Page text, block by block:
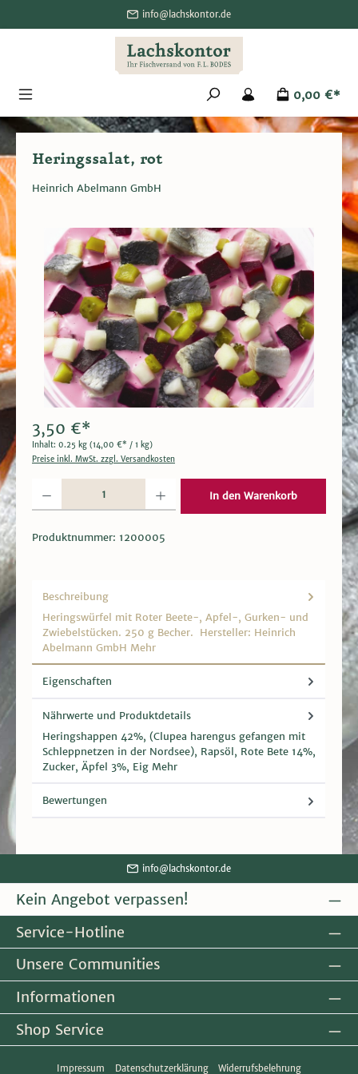
info@lachskontor.de
0,00 €*
Heringssalat, rot
Heinrich Abelmann GmbH
Bildergalerie überspringen
3,50 €*
Inhalt: 0.25 kg (14,00 €* / 1 kg)
Preise inkl. MwSt. zzgl. Versandkosten
Produkt Anzahl: Gib den gewünschten Wert ein oder benutze die Schaltflächen um
In den Warenkorb
Produktnummer: 1200005
Beschreibung
Heringswürfel mit Roter Beete-, Apfel-, Gurken- und
Zwiebelstücken. 250 g Becher. Hersteller: Heinrich
Abelmann GmbH Mehr
Eigenschaften
Nährwerte und Produktdetails
Heringshappen 42%, (Clupea harengus gefangen mit
Schleppnetzen in der Nordsee), Rapsöl, Rote Bete 14%,
Zucker, Äpfel 3%, Eig Mehr
Bewertungen
info@lachskontor.de
Kein Angebot verpassen!
Service-Hotline
Unsere Communities
Informationen
Shop Service
Impressum Datenschutzerklärung Widerrufsbelehrung